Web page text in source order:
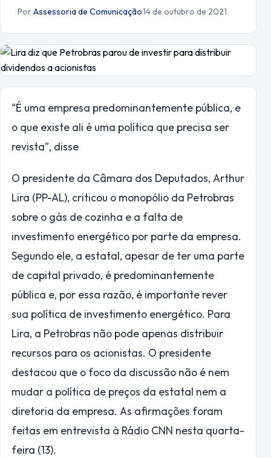
PorAssessoria de Comunicação·14 de outubro de 2021
“É uma empresa predominantemente pública, e
o que existe ali é uma política que precisa ser
revista”, disse
O presidente da Câmara dos Deputados, Arthur
Lira (PP-AL), criticou o monopólio da Petrobras
sobre o gás de cozinha e a falta de
investimento energético por parte da empresa.
Segundo ele, a estatal, apesar de ter uma parte
de capital privado, é predominantemente
pública e, por essa razão, é importante rever
sua política de investimento energético. Para
Lira, a Petrobras não pode apenas distribuir
recursos para os acionistas. O presidente
destacou que o foco da discussão não é nem
mudar a política de preços da estatal nem a
diretoria da empresa. As afirmações foram
feitas em entrevista à Rádio CNN nesta quarta-
feira (13).